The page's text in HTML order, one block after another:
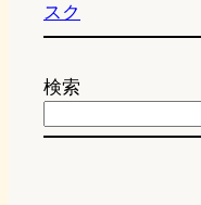
スク
検索